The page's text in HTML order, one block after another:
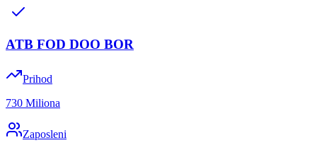
ATB FOD DOO BOR
Prihod
730 Miliona
Zaposleni